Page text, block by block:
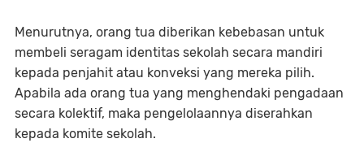
Menurutnya, orang tua diberikan kebebasan untuk
membeli seragam identitas sekolah secara mandiri
kepada penjahit atau konveksi yang mereka pilih.
Apabila ada orang tua yang menghendaki pengadaan
secara kolektif, maka pengelolaannya diserahkan
kepada komite sekolah.